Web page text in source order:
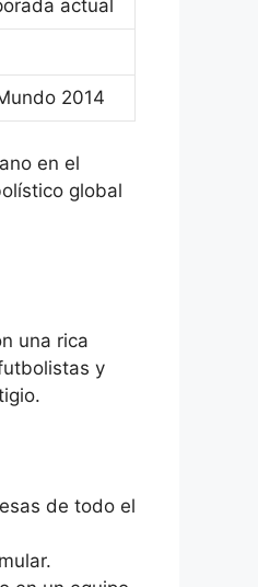
actual
2014
en el
global
una rica
y
de todo el